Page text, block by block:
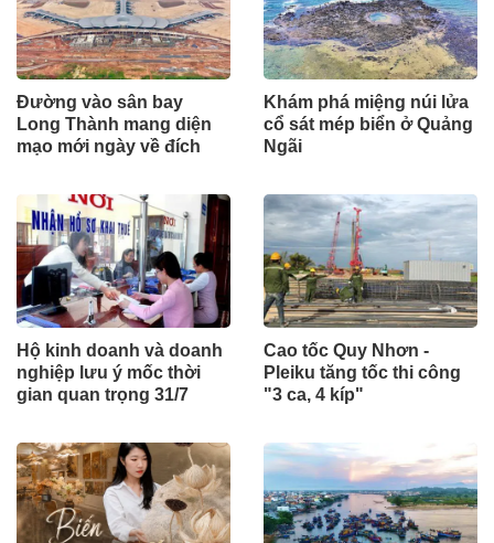
Đường vào sân bay
Long Thành mang diện
mạo mới ngày về đích
Khám phá miệng núi lửa
cổ sát mép biển ở Quảng
Ngãi
Hộ kinh doanh và doanh
nghiệp lưu ý mốc thời
gian quan trọng 31/7
Cao tốc Quy Nhơn -
Pleiku tăng tốc thi công
"3 ca, 4 kíp"